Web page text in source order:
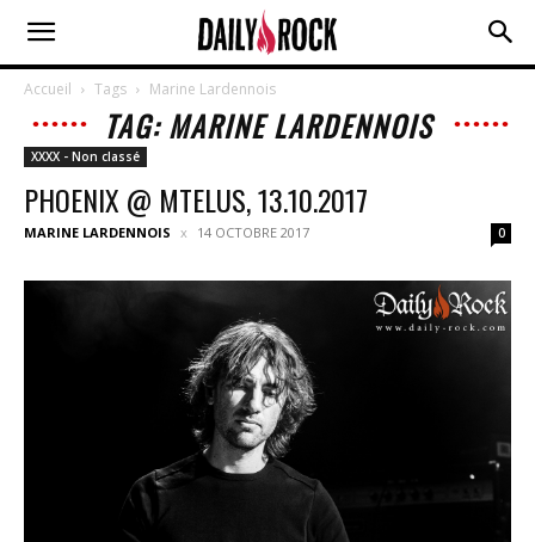
Accueil Tags Marine Lardennois
TAG: MARINE LARDENNOIS
XXXX - Non classé
PHOENIX @ MTELUS, 13.10.2017
MARINE LARDENNOIS 14 OCTOBRE 2017 0